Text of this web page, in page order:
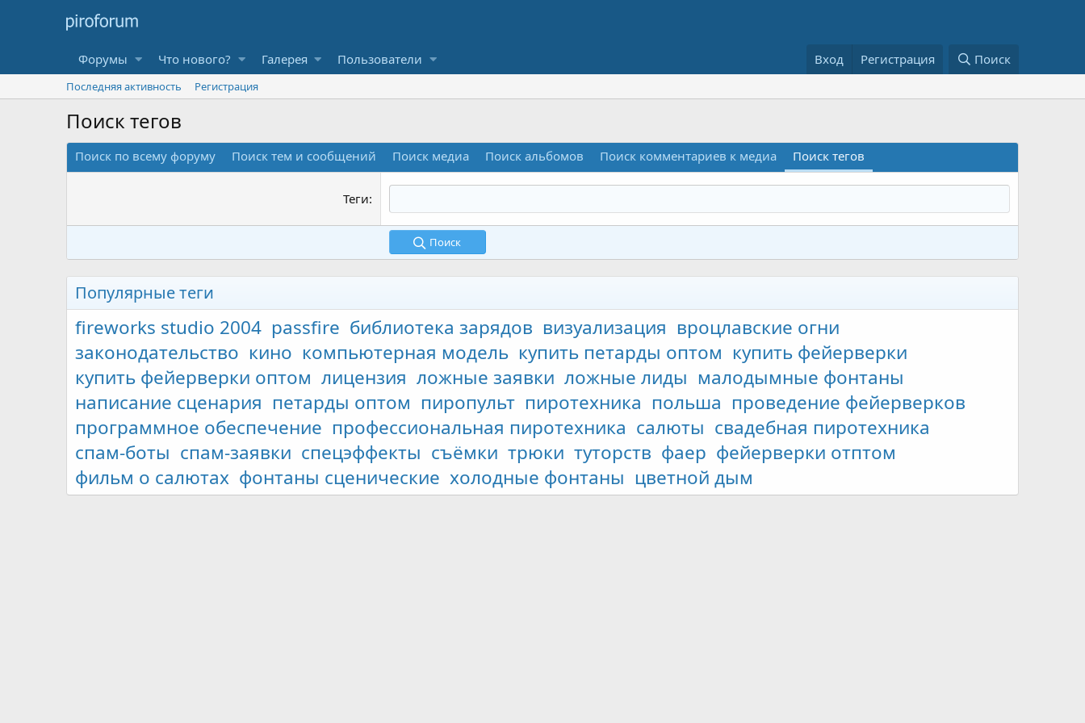
Форумы Что нового? Галерея Пользователи Вход Регистрация Поиск
Последняя активность Регистрация
Поиск тегов
Поиск по всему форуму Поиск тем и сообщений Поиск медиа Поиск альбомов Поиск комментариев к медиа Поиск тегов
Теги
Поиск
Популярные теги
fireworks studio 2004 passfire библиотека зарядов визуализация вроцлавские огни
законодательство кино компьютерная модель купить петарды оптом купить фейерверки
купить фейерверки оптом лицензия ложные заявки ложные лиды малодымные фонтаны
написание сценария петарды оптом пиропульт пиротехника польша проведение фейерверков
программное обеспечение профессиональная пиротехника салюты свадебная пиротехника
спам-боты спам-заявки спецэффекты съёмки трюки туторств фаер фейерверки отптом
фильм о салютах фонтаны сценические холодные фонтаны цветной дым